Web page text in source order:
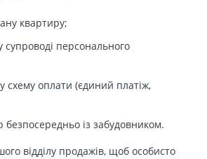
квартиру;
супроводі персонального
схему оплати (єдиний платіж,
безпосередньо із забудовником.
відділу продажів, щоб особисто